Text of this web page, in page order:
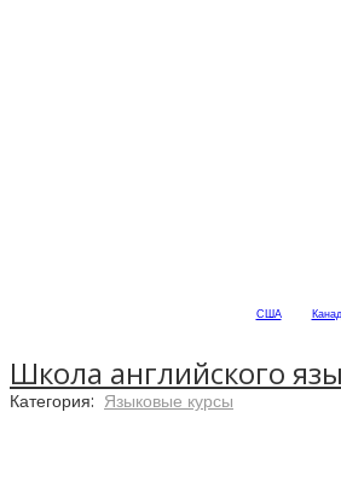
США
Школа английского
Категория: Языковые курсы